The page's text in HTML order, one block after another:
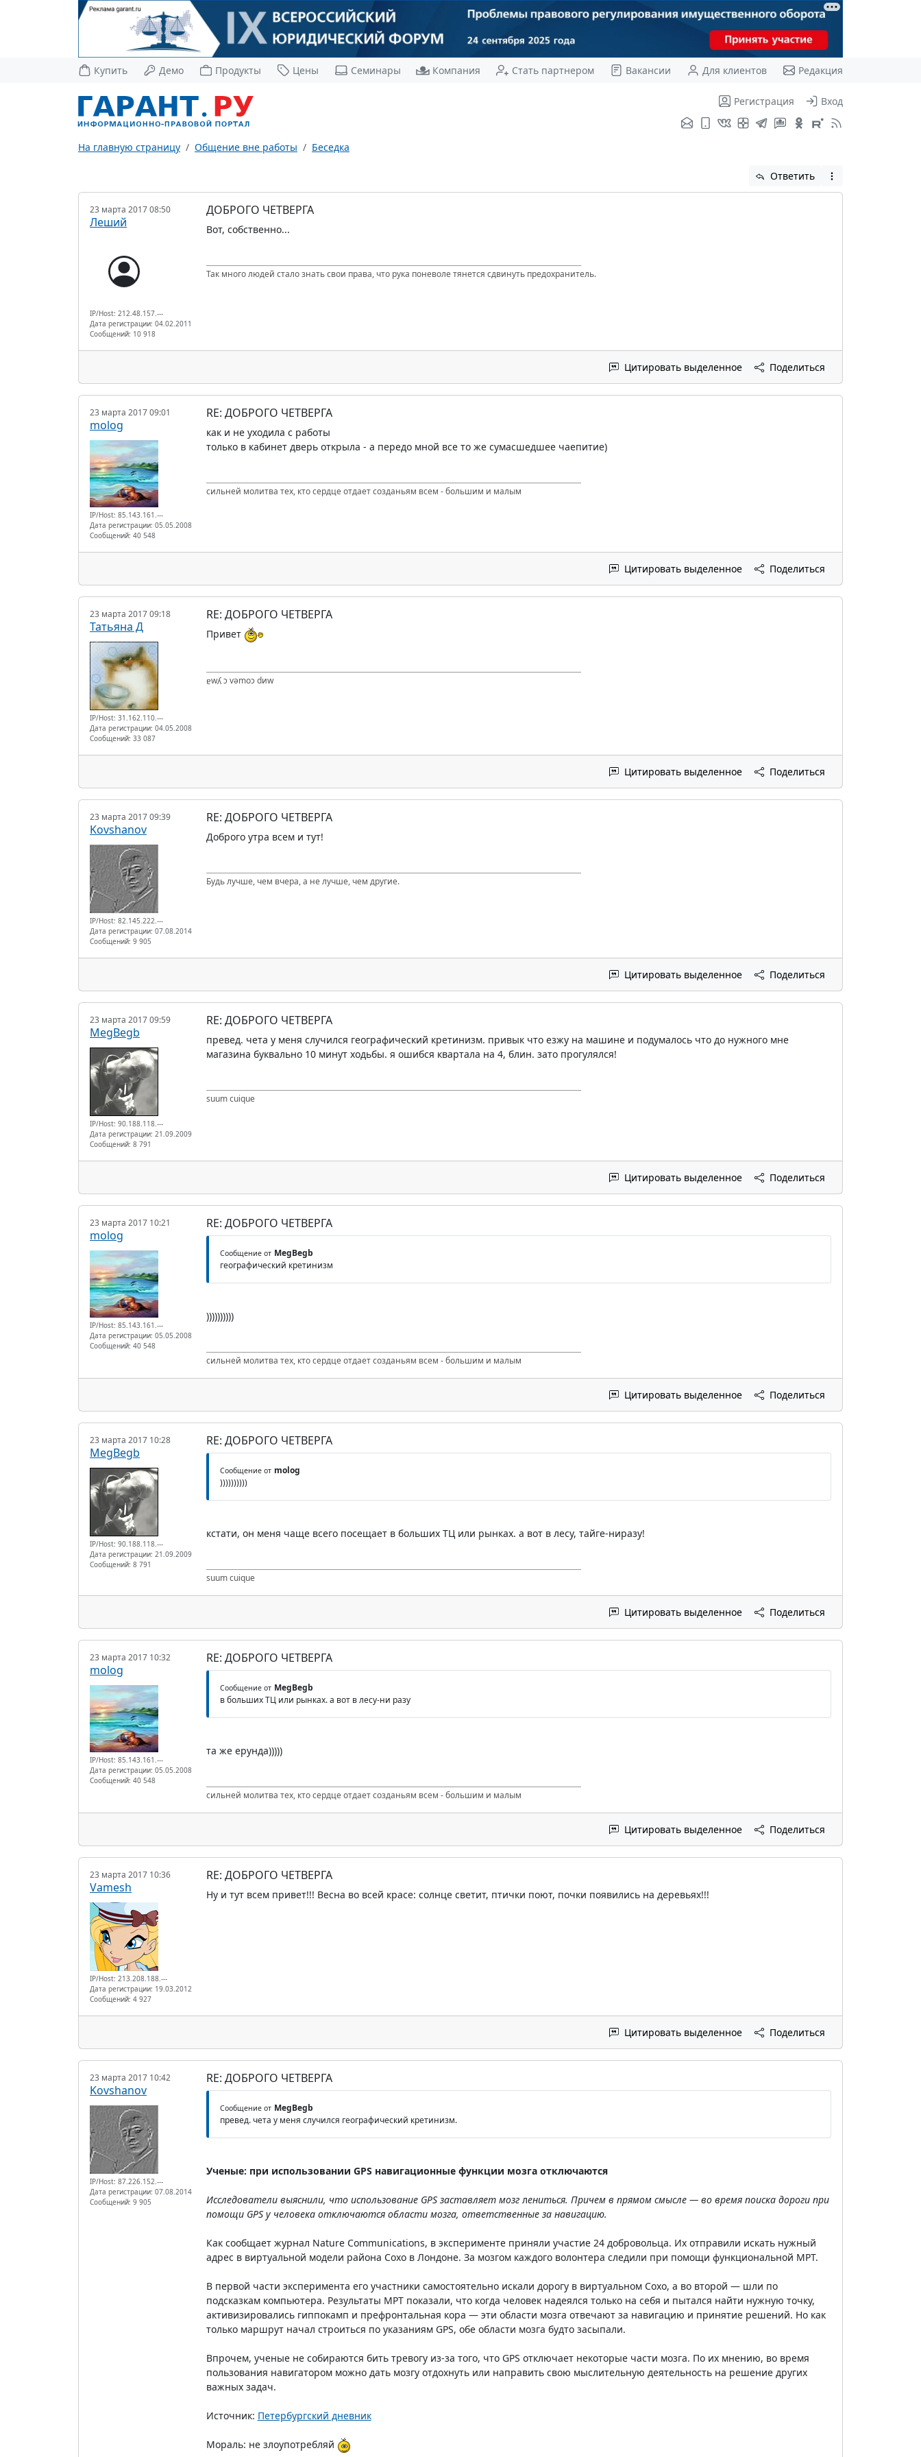
Купить Демо Продукты Цены Семинары Компания Стать партнером Вакансии Для клиентов Редакция
Регистрация Вход
На главную страницу Общение вне работы Беседка
Ответить
23 марта 2017 08:50
Леший
IP/Host: 212.48.157.---
Дата регистрации: 04.02.2011
Сообщений: 10 918
ДОБРОГО ЧЕТВЕРГА
Вот, собственно...
Так много людей стало знать свои права, что рука поневоле тянется сдвинуть предохранитель.
Цитировать выделенное Поделиться
23 марта 2017 09:01
molog
IP/Host: 85.143.161.---
Дата регистрации: 05.05.2008
Сообщений: 40 548
RE: ДОБРОГО ЧЕТВЕРГА
как и не уходила с работы
только в кабинет дверь открыла - а передо мной все то же сумасшедшее чаепитие)
сильней молитва тех, кто сердце отдает созданьям всем - большим и малым
Цитировать выделенное Поделиться
23 марта 2017 09:18
Татьяна Д
IP/Host: 31.162.110.---
Дата регистрации: 04.05.2008
Сообщений: 33 087
RE: ДОБРОГО ЧЕТВЕРГА
Привет
ɐwʎ ɔ vǝmоɔ dиw
Цитировать выделенное Поделиться
23 марта 2017 09:39
Kovshanov
IP/Host: 82.145.222.---
Дата регистрации: 07.08.2014
Сообщений: 9 905
RE: ДОБРОГО ЧЕТВЕРГА
Доброго утра всем и тут!
Будь лучше, чем вчера, а не лучше, чем другие.
Цитировать выделенное Поделиться
23 марта 2017 09:59
MegBegb
IP/Host: 90.188.118.---
Дата регистрации: 21.09.2009
Сообщений: 8 791
RE: ДОБРОГО ЧЕТВЕРГА
превед. чета у меня случился географический кретинизм. привык что езжу на машине и подумалось что до нужного мне
магазина буквально 10 минут ходьбы. я ошибся квартала на 4, блин. зато прогулялся!
suum cuique
Цитировать выделенное Поделиться
23 марта 2017 10:21
molog
IP/Host: 85.143.161.---
Дата регистрации: 05.05.2008
Сообщений: 40 548
RE: ДОБРОГО ЧЕТВЕРГА
Сообщение от MegBegb
географический кретинизм
))))))))))
сильней молитва тех, кто сердце отдает созданьям всем - большим и малым
Цитировать выделенное Поделиться
23 марта 2017 10:28
MegBegb
IP/Host: 90.188.118.---
Дата регистрации: 21.09.2009
Сообщений: 8 791
RE: ДОБРОГО ЧЕТВЕРГА
Сообщение от molog
))))))))))
кстати, он меня чаще всего посещает в больших ТЦ или рынках. а вот в лесу, тайге-ниразу!
suum cuique
Цитировать выделенное Поделиться
23 марта 2017 10:32
molog
IP/Host: 85.143.161.---
Дата регистрации: 05.05.2008
Сообщений: 40 548
RE: ДОБРОГО ЧЕТВЕРГА
Сообщение от MegBegb
в больших ТЦ или рынках. а вот в лесу-ни разу
та же ерунда)))))
сильней молитва тех, кто сердце отдает созданьям всем - большим и малым
Цитировать выделенное Поделиться
23 марта 2017 10:36
Vamesh
IP/Host: 213.208.188.---
Дата регистрации: 19.03.2012
Сообщений: 4 927
RE: ДОБРОГО ЧЕТВЕРГА
Ну и тут всем привет!!! Весна во всей красе: солнце светит, птички поют, почки появились на деревьях!!!
Цитировать выделенное Поделиться
23 марта 2017 10:42
Kovshanov
IP/Host: 87.226.152.---
Дата регистрации: 07.08.2014
Сообщений: 9 905
RE: ДОБРОГО ЧЕТВЕРГА
Сообщение от MegBegb
превед. чета у меня случился географический кретинизм.
Ученые: при использовании GPS навигационные функции мозга отключаются
Исследователи выяснили, что использование GPS заставляет мозг лениться. Причем в прямом смысле — во время поиска дороги при
помощи GPS у человека отключаются области мозга, ответственные за навигацию.
Как сообщает журнал Nature Communications, в эксперименте приняли участие 24 добровольца. Их отправили искать нужный
адрес в виртуальной модели района Сохо в Лондоне. За мозгом каждого волонтера следили при помощи функциональной МРТ.
В первой части эксперимента его участники самостоятельно искали дорогу в виртуальном Сохо, а во второй — шли по
подсказкам компьютера. Результаты МРТ показали, что когда человек надеялся только на себя и пытался найти нужную точку,
активизировались гиппокамп и префронтальная кора — эти области мозга отвечают за навигацию и принятие решений. Но как
только маршрут начал строиться по указаниям GPS, обе области мозга будто засыпали.
Впрочем, ученые не собираются бить тревогу из-за того, что GPS отключает некоторые части мозга. По их мнению, во время
пользования навигатором можно дать мозгу отдохнуть или направить свою мыслительную деятельность на решение других
важных задач.
Источник: Петербургский дневник
Мораль: не злоупотребляй